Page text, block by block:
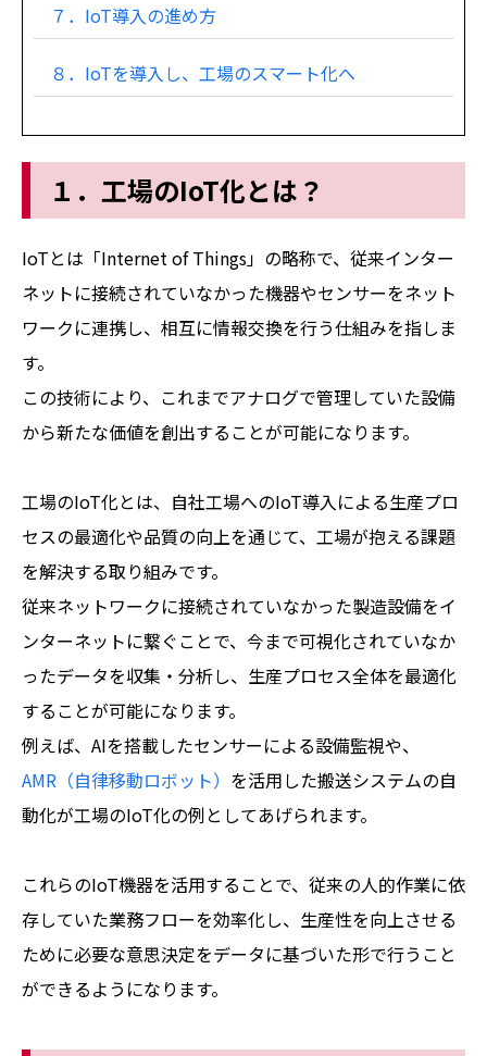
７．IoT導入の進め方
８．IoTを導入し、工場のスマート化へ
１．工場のIoT化とは？
IoTとは「Internet of Things」の略称で、従来インター
ネットに接続されていなかった機器やセンサーをネット
ワークに連携し、相互に情報交換を行う仕組みを指しま
す。
この技術により、これまでアナログで管理していた設備
から新たな価値を創出することが可能になります。
工場のIoT化とは、自社工場へのIoT導入による生産プロ
セスの最適化や品質の向上を通じて、工場が抱える課題
を解決する取り組みです。
従来ネットワークに接続されていなかった製造設備をイ
ンターネットに繋ぐことで、今まで可視化されていなか
ったデータを収集・分析し、生産プロセス全体を最適化
することが可能になります。
例えば、AIを搭載したセンサーによる設備監視や、
AMR（自律移動ロボット） を活用した搬送システムの自
動化が工場のIoT化の例としてあげられます。
これらのIoT機器を活用することで、従来の人的作業に依
存していた業務フローを効率化し、生産性を向上させる
ために必要な意思決定をデータに基づいた形で行うこと
ができるようになります。